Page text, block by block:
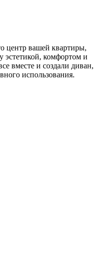
центр вашей квартиры,
комфортом и
вместе и создали диван,
использования.